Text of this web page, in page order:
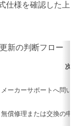
仕様を確認した上
新の判断フロー
次
メーカーサポートへ問い
無償修理または交換の申